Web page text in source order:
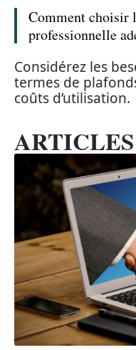
Comment choisir
professionnelle
Considérez les
termes de
coûts d’utilisation.